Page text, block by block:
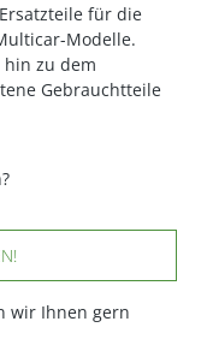
für die
Modelle.
hin zu dem
Gebrauchtteile
wir Ihnen gern